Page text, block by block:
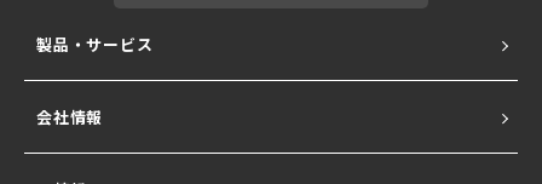
製品・サービス
ALogシリーズ
会社情報